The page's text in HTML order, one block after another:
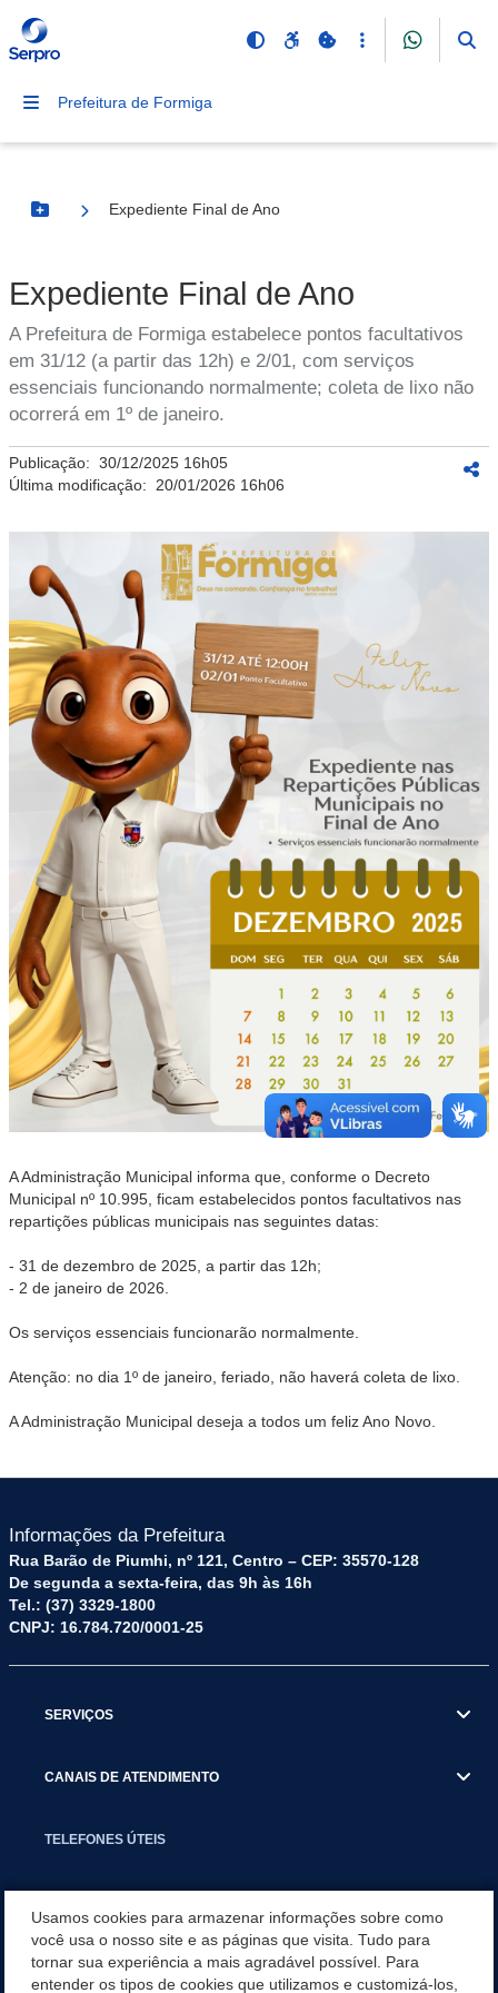
Prefeitura de Formiga
Botão Menu
Expediente Final de Ano
Expediente Final de Ano
A Prefeitura de Formiga estabelece pontos facultativos
em 31/12 (a partir das 12h) e 2/01, com serviços
essenciais funcionando normalmente; coleta de lixo não
ocorrerá em 1º de janeiro.
Publicação: 30/12/2025 16h05
Última modificação: 20/01/2026 16h06
A Administração Municipal informa que, conforme o Decreto
Municipal nº 10.995, ficam estabelecidos pontos facultativos nas
repartições públicas municipais nas seguintes datas:
- 31 de dezembro de 2025, a partir das 12h;
- 2 de janeiro de 2026.
Os serviços essenciais funcionarão normalmente.
Atenção: no dia 1º de janeiro, feriado, não haverá coleta de lixo.
A Administração Municipal deseja a todos um feliz Ano Novo.
Informações da Prefeitura
Rua Barão de Piumhi, nº 121, Centro – CEP: 35570-128
De segunda a sexta-feira, das 9h às 16h
Tel.: (37) 3329-1800
CNPJ: 16.784.720/0001-25
SERVIÇOS
CANAIS DE ATENDIMENTO
TELEFONES ÚTEIS
NOTÍCIAS
Usamos cookies para armazenar informações sobre como
você usa o nosso site e as páginas que visita. Tudo para
tornar sua experiência a mais agradável possível. Para
entender os tipos de cookies que utilizamos e customizá-los,